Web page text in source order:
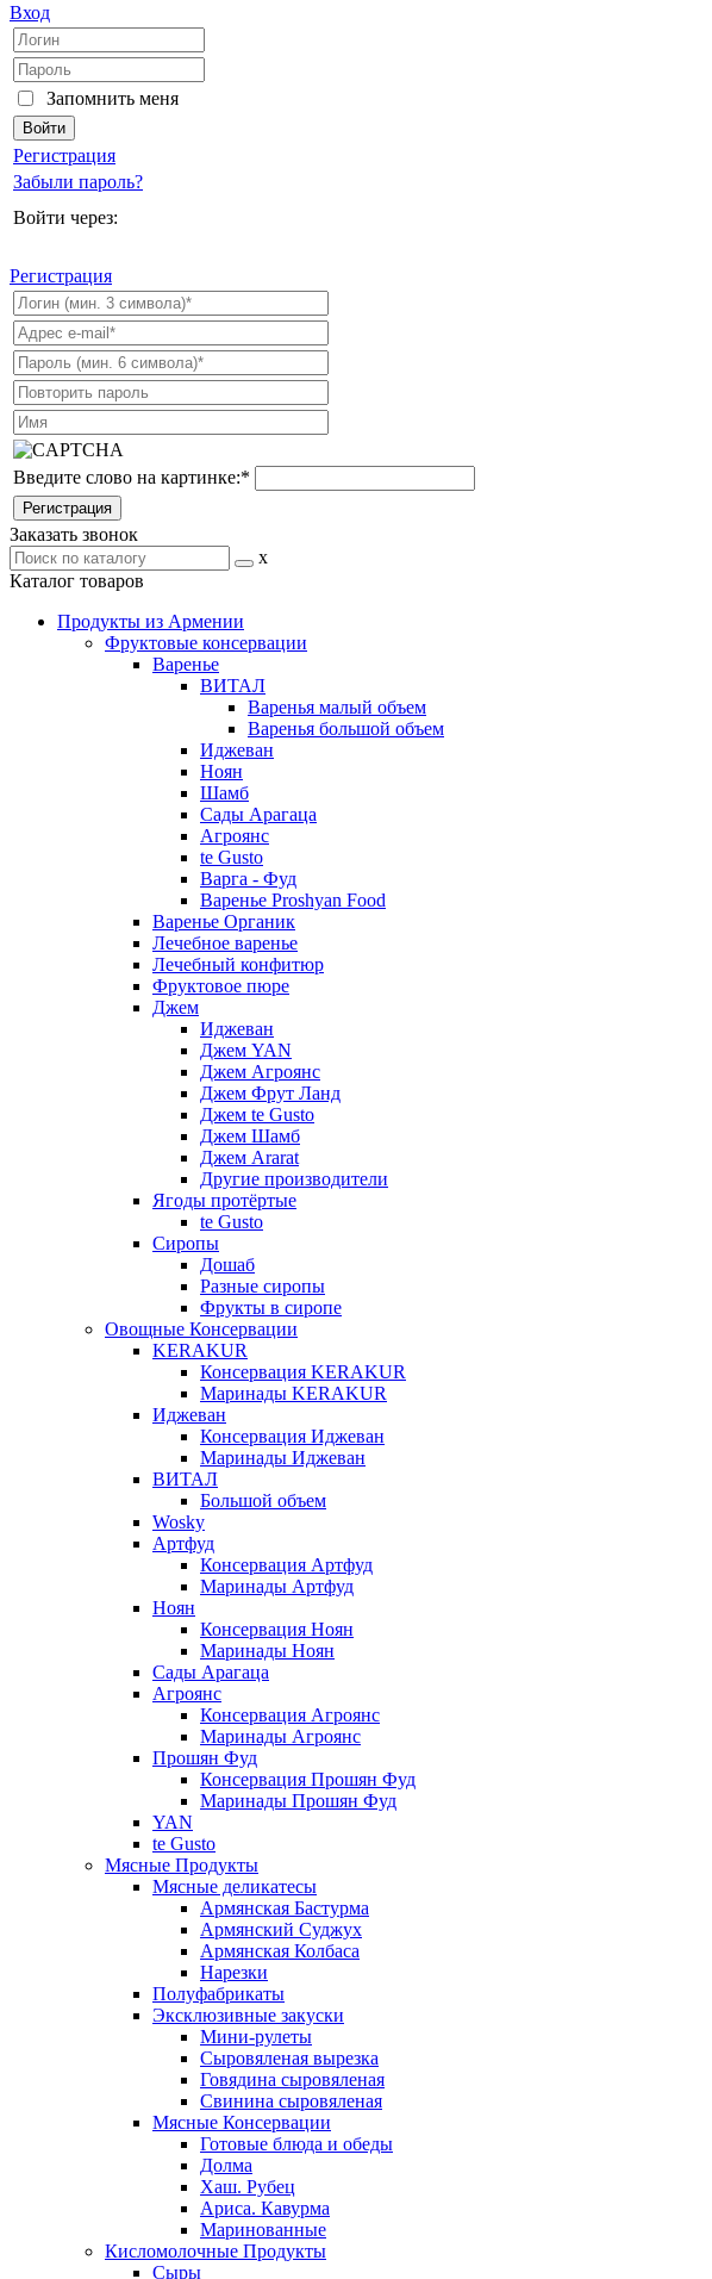
Вход
Запомнить меня
Регистрация
Забыли пароль?
Войти через:
Регистрация
Введите слово на картинке:*
Заказать звонок
x
Каталог товаров
Продукты из Армении
Фруктовые консервации
Варенье
ВИТАЛ
Варенья малый объем
Варенья большой объем
Иджеван
Ноян
Шамб
Сады Арагаца
Агроянс
te Gusto
Варга - Фуд
Варенье Proshyan Food
Варенье Органик
Лечебное варенье
Лечебный конфитюр
Фруктовое пюре
Джем
Иджеван
Джем YAN
Джем Агроянс
Джем Фрут Ланд
Джем te Gusto
Джем Шамб
Джем Ararat
Другие производители
Ягоды протёртые
te Gusto
Сиропы
Дошаб
Разные сиропы
Фрукты в сиропе
Овощные Консервации
KERAKUR
Консервация KERAKUR
Маринады KERAKUR
Иджеван
Консервация Иджеван
Маринады Иджеван
ВИТАЛ
Большой объем
Wosky
Артфуд
Консервация Артфуд
Маринады Артфуд
Ноян
Консервация Ноян
Маринады Ноян
Сады Арагаца
Агроянс
Консервация Агроянс
Маринады Агроянс
Прошян Фуд
Консервация Прошян Фуд
Маринады Прошян Фуд
YAN
te Gusto
Мясные Продукты
Мясные деликатесы
Армянская Бастурма
Армянский Суджух
Армянская Колбаса
Нарезки
Полуфабрикаты
Эксклюзивные закуски
Мини-рулеты
Сыровяленая вырезка
Говядина сыровяленая
Свинина сыровяленая
Мясные Консервации
Готовые блюда и обеды
Долма
Хаш. Рубец
Ариса. Кавурма
Маринованные
Кисломолочные Продукты
Сыры